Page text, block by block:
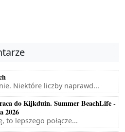
Niektóre liczby naprawd...
do Kijkduin. Summer BeachLife -
2026
to lepszego połącze...